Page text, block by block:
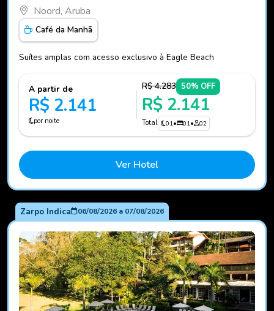
Noord, Aruba
Café da Manhã
Suítes amplas com acesso exclusivo à Eagle Beach
A partir de
R$ 2.141
por noite
R$ 4.283 50% OFF
R$ 2.141
Total 01• 01• 02
Ver Hotel
Zarpo Indica 06/08/2026a 07/08/2026